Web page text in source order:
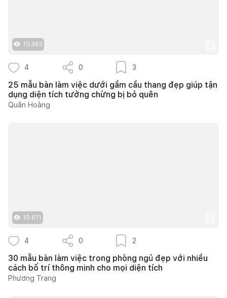
10.363
4 0 3
25 mẫu bàn làm việc dưới gầm cầu thang đẹp giúp tận
dụng diện tích tưởng chừng bị bỏ quên
Quân Hoàng
10.611
4 0 2
30 mẫu bàn làm việc trong phòng ngủ đẹp với nhiều
cách bố trí thông minh cho mọi diện tích
Phương Trang